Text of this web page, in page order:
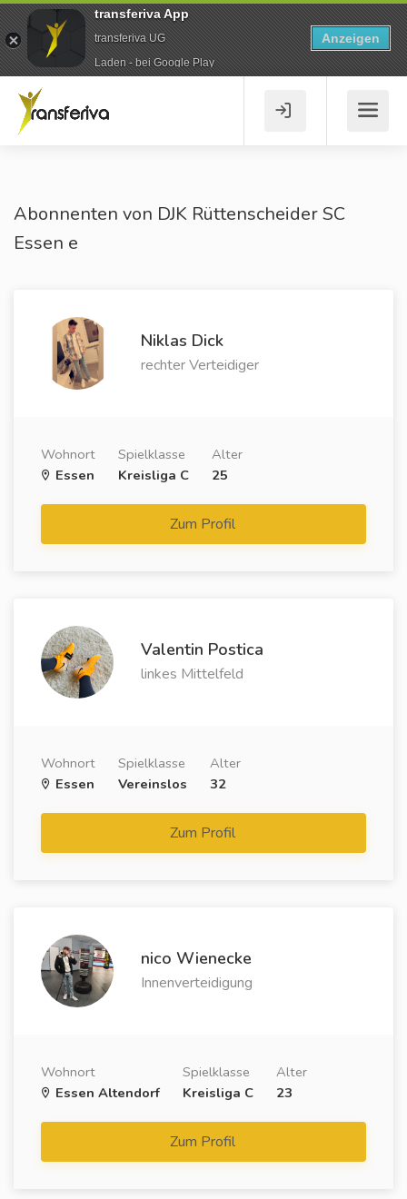
Abonnenten von DJK Rüttenscheider SC
Essen e
Niklas Dick
rechter Verteidiger
Wohnort
Essen
Spielklasse
Kreisliga C
Alter
25
Zum Profil
Valentin Postica
linkes Mittelfeld
Wohnort
Essen
Spielklasse
Vereinslos
Alter
32
Zum Profil
nico Wienecke
Innenverteidigung
Wohnort
Essen Altendorf
Spielklasse
Kreisliga C
Alter
23
Zum Profil
transferiva App
transferiva UG
Laden - bei Google Play
Anzeigen